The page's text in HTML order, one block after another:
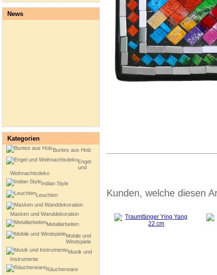
Kunden, welche diesen
News
Kategorien
Buntes aus Holz
Engel
und
Weihnachtsdeko
Indian Style
Leuchten
Masken und Wanddekoration
Metallarbeiten
Mobile und
Windspiele
Musik und
Instrumente
Räucherware